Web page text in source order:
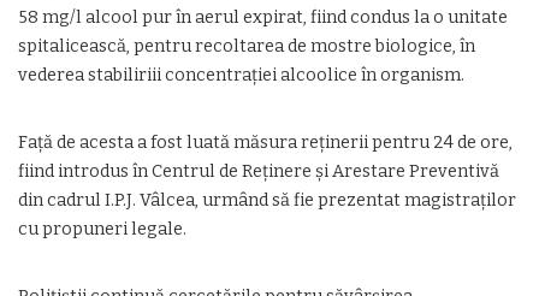
58 mg/l alcool pur în aerul expirat, fiind condus la o unitate
spitalicească, pentru recoltarea de mostre biologice, în
vederea stabiliriii concentrației alcoolice în organism.
Față de acesta a fost luată măsura reținerii pentru 24 de ore,
fiind introdus în Centrul de Reținere și Arestare Preventivă
din cadrul I.P.J. Vâlcea, urmând să fie prezentat magistraților
cu propuneri legale.